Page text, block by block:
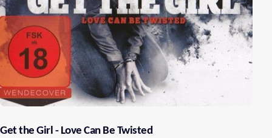
Get the Girl - Love Can Be Twisted